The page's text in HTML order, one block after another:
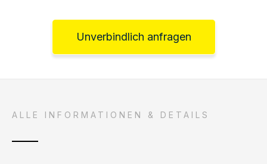
Unverbindlich anfragen
ALLE INFORMATIONEN & DETAILS